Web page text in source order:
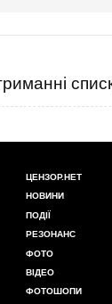
ЦЕНЗОР.НЕТ
НОВИНИ
ПОДІЇ
РЕЗОНАНС
ФОТО
ВІДЕО
ФОТОШОПИ